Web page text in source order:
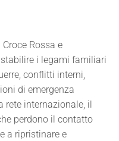
Rossa e
i legami familiari
conflitti interni,
di emergenza
rete internazionale, il
perdono il contatto
a ripristinare e